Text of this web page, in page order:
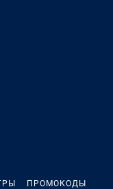
ПРОМОКОДЫ